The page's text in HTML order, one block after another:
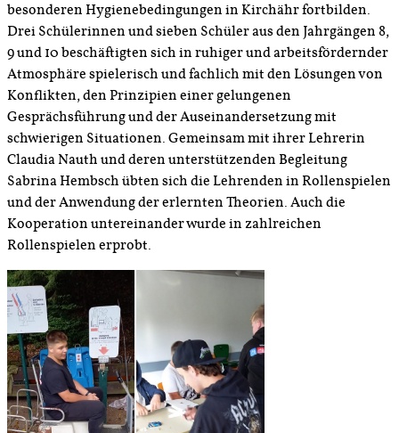
besonderen Hygienebedingungen in Kirchähr fortbilden.
Drei Schülerinnen und sieben Schüler aus den Jahrgängen 8,
9 und 10 beschäftigten sich in ruhiger und arbeitsfördernder
Atmosphäre spielerisch und fachlich mit den Lösungen von
Konflikten, den Prinzipien einer gelungenen
Gesprächsführung und der Auseinandersetzung mit
schwierigen Situationen. Gemeinsam mit ihrer Lehrerin
Claudia Nauth und deren unterstützenden Begleitung
Sabrina Hembsch übten sich die Lehrenden in Rollenspielen
und der Anwendung der erlernten Theorien. Auch die
Kooperation untereinander wurde in zahlreichen
Rollenspielen erprobt.